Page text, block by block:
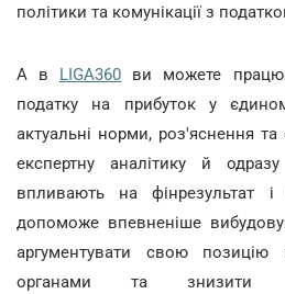
політики та комунікації з
А в LIGA360 ви можете
податку на прибуток у
актуальні норми, роз'яснення та
експертну аналітику й
впливають на фінрезультат і
допоможе впевненіше
аргументувати свою
органами та